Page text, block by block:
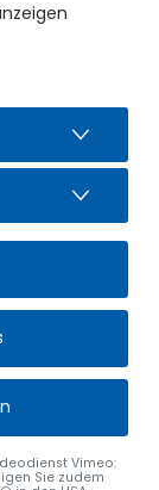
Vimeo:
Sie zudem